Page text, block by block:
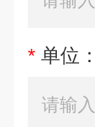
* 单位：